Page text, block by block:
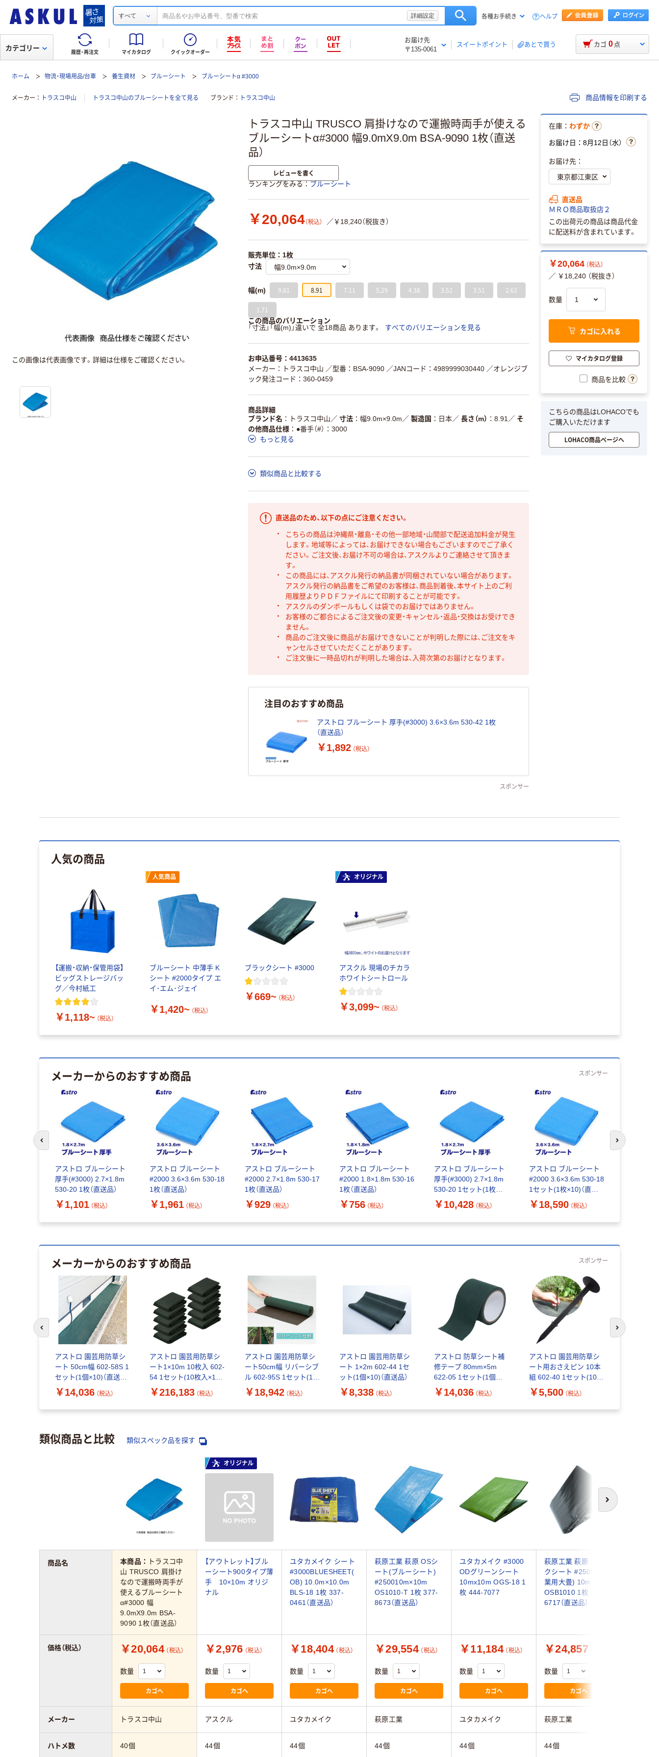
すべて 詳細設定 各種お手続き ヘルプ
履歴・再注文 マイカタログ クイックオーダー
お届け先
〒135-0061
スイートポイント あとで買う
カテゴリー カゴ 0 点
ホーム 物流・現場用品/台車 養生資材 ブルーシート ブルーシートα #3000
メーカー トラスコ中山 トラスコ中山のブルーシートを全て見る ブランド トラスコ中山 商品情報を印刷する
トラスコ中山 TRUSCO 肩掛けなので運搬時両手が使える
ブルーシートα#3000 幅9.0mX9.0m BSA-9090 1枚（直送
品）
レビューを書く
ランキングをみる ブルーシート
￥20,064（税込） ／￥18,240（税抜き）
販売単位：1枚
寸法
幅(m) 9.81 8.91 7.11 5.29 4.38 3.52 3.51 2.62
1.71
この商品のバリエーション
「寸法」「幅(m)」違いで 全18商品 あります。
すべてのバリエーションを見る
お申込番号：4413635
メーカー：トラスコ中山 ／型番：BSA-9090 ／JANコード：4989999030440 ／オレンジブ
ック発注コード：360-0459
商品詳細
ブランド名
トラスコ中山 ／ 寸法 幅9.0m×9.0m ／ 製造国 日本／ 長さ（m） 8.91 ／ そ
の他商品仕様
●番手（#）：3000
もっと見る
類似商品と比較する
直送品のため、以下の点にご注意ください。
こちらの商品は沖縄県・離島・その他一部地域・山間部で配送追加料金が発生
します。地域等によっては、お届けできない場合もございますのでご了承く
ださい。ご注文後、お届け不可の場合は、アスクルよりご連絡させて頂きま
す。
この商品には、アスクル発行の納品書が同梱されていない場合があります。
アスクル発行の納品書をご希望のお客様は、商品到着後、本サイト上のご利
用履歴よりＰＤＦファイルにて印刷することが可能です。
アスクルのダンボールもしくは袋でのお届けではありません。
お客様のご都合によるご注文後の変更・キャンセル・返品・交換はお受けでき
ません。
商品のご注文後に商品がお届けできないことが判明した際には、ご注文をキ
ャンセルさせていただくことがあります。
ご注文後に一時品切れが判明した場合は、入荷次第のお届けとなります。
注目のおすすめ商品
アストロ ブルーシート 厚手(#3000) 3.6×3.6m 530-42 1枚
（直送品）
￥1,892 （税込）
スポンサー
この画像は代表画像です。詳細は仕様をご確認ください。
在庫： わずか
お届け日：8月12日（水）
お届け先：
直送品
ＭＲＯ商品取扱店２
この出荷元の商品は商品代金
に配送料が含まれています。
￥20,064 （税込）
／ ￥18,240 （税抜き）
数量
カゴに入れる
マイカタログ登録
商品を比較
こちらの商品はLOHACOでも
ご購入いただけます
LOHACO商品ページへ
人気の商品
【運搬・収納・保管用袋】
ビッグストレージバッ
グ／今村紙工
￥1,118~ （税込）
人気商品
ブルーシート 中薄手 K
シート #2000タイプ エ
イ･エム･ジェイ
￥1,420~ （税込）
ブラックシート #3000
￥669~ （税込）
オリジナル
アスクル 現場のチカラ
ホワイトシートロール
￥3,099~ （税込）
メーカーからのおすすめ商品 スポンサー
アストロ ブルーシート
厚手(#3000) 2.7×1.8m
530-20 1枚（直送品）
￥1,101 （税込）
アストロ ブルーシート
#2000 3.6×3.6m 530-18
1枚（直送品）
￥1,961 （税込）
アストロ ブルーシート
#2000 2.7×1.8m 530-17
1枚（直送品）
￥929 （税込）
アストロ ブルーシート
#2000 1.8×1.8m 530-16
1枚（直送品）
￥756 （税込）
アストロ ブルーシート
厚手(#3000) 2.7×1.8m
530-20 1セット(1枚
×10)（直送品）
￥10,428 （税込）
アストロ ブルーシート
#2000 3.6×3.6m 530-18
1セット(1枚×10)（直送
品）
￥18,590 （税込）
前のスライドへ 次のスライド
メーカーからのおすすめ商品 スポンサー
アストロ 園芸用防草シ
ート 50cm幅 602-58S 1
セット(1個×10)（直送
品）
￥14,036 （税込）
アストロ 園芸用防草シ
ート1×10m 10枚入 602-
54 1セット(10枚入×10)
（直送品）
￥216,183 （税込）
アストロ 園芸用防草シ
ート50cm幅 リバーシブ
ル 602-95S 1セット(1個
×10)（直送品）
￥18,942 （税込）
アストロ 園芸用防草シ
ート 1×2m 602-44 1セ
ット(1個×10)（直送品）
￥8,338 （税込）
アストロ 防草シート補
修テープ 80mm×5m
622-05 1セット(1個
×10)（直送品）
￥14,036 （税込）
アストロ 園芸用防草シ
ート用おさえピン 10本
組 602-40 1セット(10本
組×10)（直送品）
￥5,500 （税込）
前のスライドへ 次のスライド
類似商品と比較 類似スペック品を探す
次へ
オリジナル
本商品：
トラスコ中
山 TRUSCO 肩掛け
なので運搬時両手が
使えるブルーシート
α#3000 幅
9.0mX9.0m BSA-
9090 1枚（直送品）
【アウトレット】ブル
ーシート900タイプ薄
手 10×10m オリジ
ナル
ユタカメイク シート
#3000BLUESHEET(
OB) 10.0m×10.0m
BLS-18 1枚 337-
0461（直送品）
萩原工業 萩原 OSシ
ート(ブルーシート)
#250010m×10m
OS1010-T 1枚 377-
8673（直送品）
ユタカメイク #3000
ODグリーンシート
10mx10m OGS-18 1
枚 444-7077
萩原工業 萩原 ブラッ
クシート #2500 (産
業用大畳) 10m×10m
OSB1010 1枚 351-
6717（直送品）
￥20,064 （税込）
数量
カゴへ
￥2,976 （税込）
数量
カゴへ
￥18,404 （税込）
数量
カゴへ
￥29,554 （税込）
数量
カゴへ
￥11,184 （税込）
数量
カゴへ
￥24,857
数量
カゴへ
トラスコ中山 アスクル ユタカメイク 萩原工業 ユタカメイク 萩原工業
40個 44個 44個 44個 44個 44個
商品名
価格（税込）
メーカー
ハトメ数